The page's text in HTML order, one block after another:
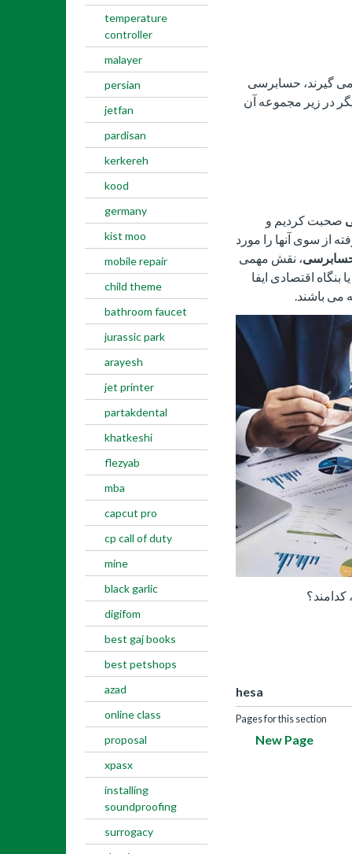
temperature
controller
malayer
persian
jetfan
pardisan
kerkereh
kood
germany
kist moo
mobile repair
child theme
bathroom faucet
jurassic park
arayesh
jet printer
partakdental
khatkeshi
flezyab
mba
capcut pro
cp call of duty
mine
black garlic
digifom
best gaj books
best petshops
azad
online class
proposal
xpasx
installing
soundproofing
surrogacy
گیرند، حسابرسی
در زیر مجموعه آن
صحبت کردیم و
از سوی آنها را مورد
، نقش مهمی
اقتصادی ایفا
می باشند.
hesa
Pages for this section
New Page